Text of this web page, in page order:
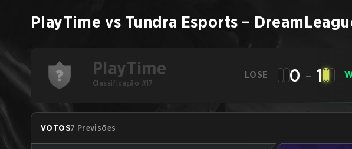
PlayTime vs Tundra Esports –
PlayTime
Classificação #17
LOSE 0 - 1
VOTOS7 Previsões